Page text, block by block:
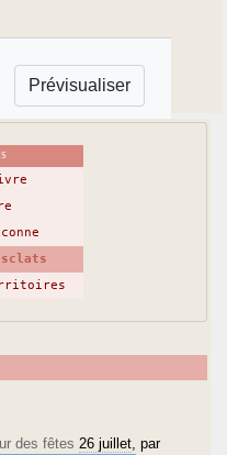
des fêtes 26 juillet , par